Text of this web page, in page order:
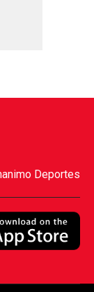
Deportes